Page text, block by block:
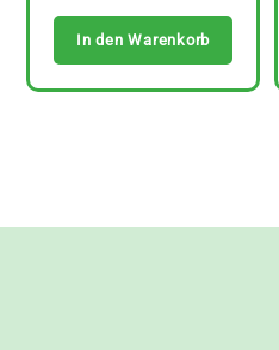
In den Warenkorb